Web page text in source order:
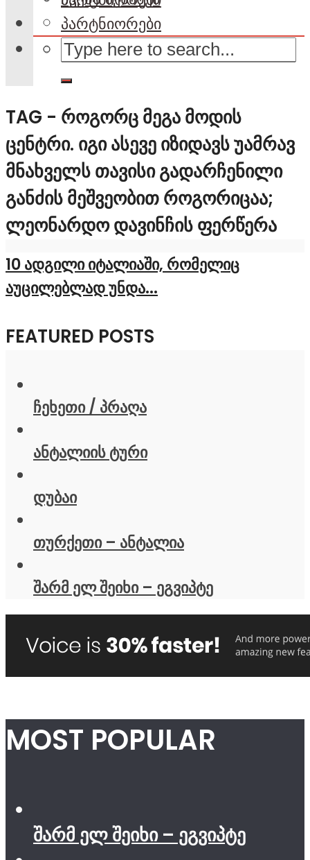
პარტნიორები
TAG - ᲠᲝᲒᲝᲠᲪ ᲛᲔᲒᲐ ᲛᲝᲓᲘᲡ
ᲪᲔᲜᲢᲠᲘ. ᲘᲒᲘ ᲐᲡᲔᲕᲔ ᲘᲖᲘᲓᲐᲕᲡ ᲣᲐᲛᲠᲐᲕ
ᲛᲜᲐᲮᲕᲔᲚᲡ ᲗᲐᲕᲘᲡᲘ ᲒᲐᲓᲐᲠᲩᲔᲜᲘᲚᲘ
ᲒᲐᲜᲫᲘᲡ ᲛᲔᲨᲕᲔᲝᲑᲘᲗ ᲠᲝᲒᲝᲠᲘᲪᲐᲐ;
ᲚᲔᲝᲜᲐᲠᲓᲝ ᲓᲐᲕᲘᲜᲩᲘᲡ ᲤᲔᲠᲬᲔᲠᲐ
10 ადგილი იტალიაში, რომელიც
აუცილებლად უნდა...
FEATURED POSTS
ჩეხეთი / პრაღა
ანტალიის ტური
დუბაი
თურქეთი – ანტალია
შარმ ელ შეიხი – ეგვიპტე
MOST POPULAR
შარმ ელ შეიხი – ეგვიპტე